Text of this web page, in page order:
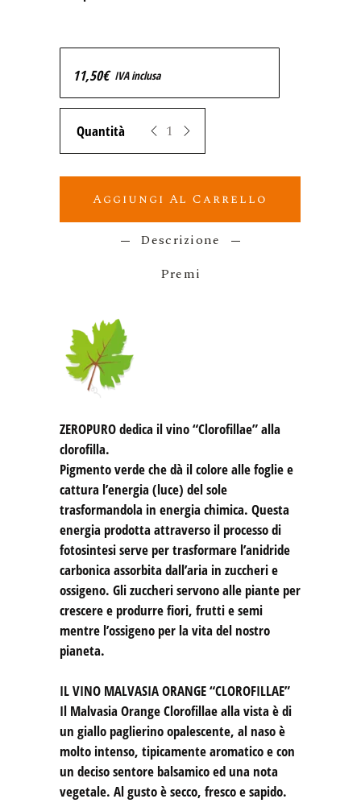
11,50€IVA inclusa
Zeropuro CLOROFILLAE Malvasia
Aggiungi Al Carrello
Descrizione
Premi
ZEROPUROdedica il vino “Clorofillae” alla
clorofilla.
Pigmento verde che dà il colore alle foglie e
cattura l’energia (luce) del sole
trasformandola in energia chimica. Questa
energia prodotta attraverso il processo di
fotosintesi serve per trasformare l’anidride
carbonica assorbita dall’aria in zuccheri e
ossigeno. Gli zuccheri servono alle piante per
crescere e produrre fiori, frutti e semi
mentre l’ossigeno per la vita del nostro
pianeta.
IL VINO MALVASIA ORANGE “CLOROFILLAE”
Il Malvasia Orange Clorofillae alla vista è di
un giallo paglierino opalescente, al naso è
molto intenso, tipicamente aromatico e con
un deciso sentore balsamico ed una nota
vegetale. Al gusto è secco, fresco e sapido.